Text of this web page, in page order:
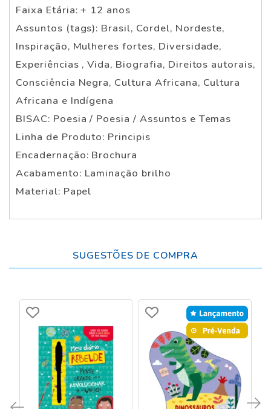
Faixa Etária: + 12 anos
Assuntos (tags): Brasil, Cordel, Nordeste,
Inspiração, Mulheres fortes, Diversidade,
Experiências , Vida, Biografia, Direitos autorais,
Consciência Negra, Cultura Africana, Cultura
Africana e Indígena
BISAC: Poesia / Poesia / Assuntos e Temas
Linha de Produto: Principis
Encadernação: Brochura
Acabamento: Laminação brilho
Material: Papel
SUGESTÕES DE COMPRA